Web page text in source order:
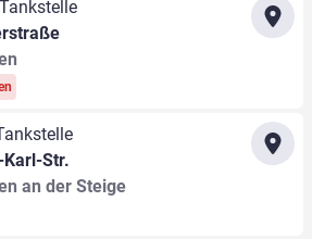
Str.
an der Steige